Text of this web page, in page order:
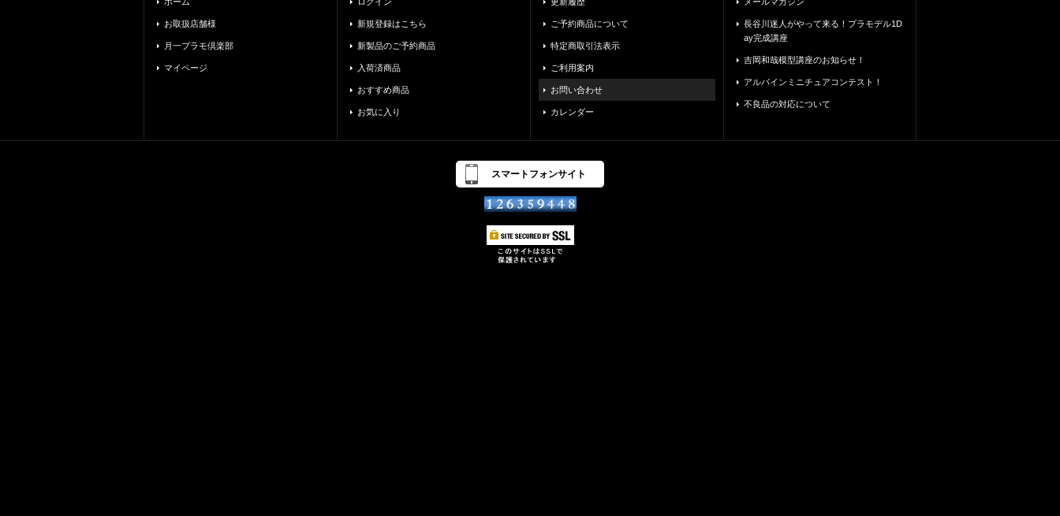
お取扱店舗様
月一プラモ倶楽部
マイページ
新規登録はこちら
新製品のご予約商品
入荷済商品
おすすめ商品
お気に入り
ご予約商品について
特定商取引法表示
ご利用案内
お問い合わせ
カレンダー
長谷川迷人がやって来る！プラモデル1D
ay完成講座
吉岡和哉模型講座のお知らせ！
アルパインミニチュアコンテスト！
不良品の対応について
スマートフォンサイト